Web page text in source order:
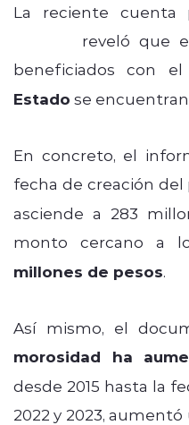
La reciente
reveló que
beneficiados con el
Estado se
En concreto, el
fecha de creación del
asciende a 283
monto cercano a
millones de pesos.
Así mismo, el
morosidad ha
desde 2015 hasta la
2022 y 2023, aumentó